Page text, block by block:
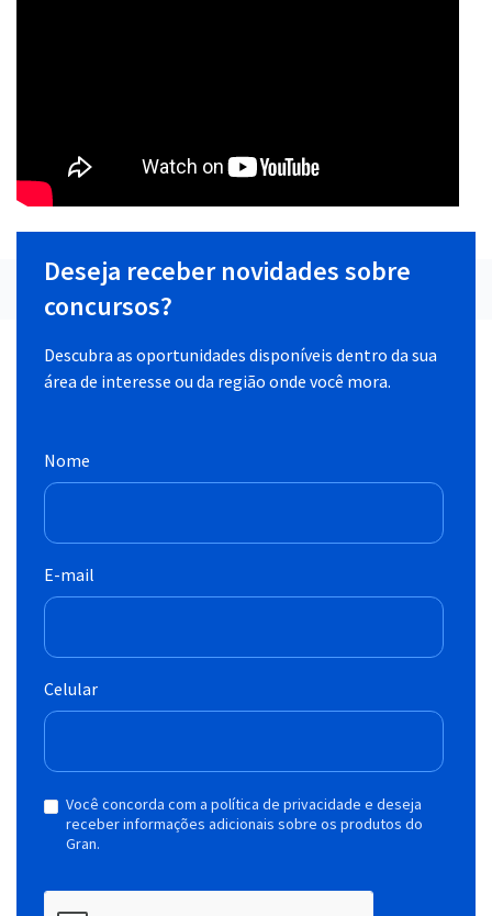
Deseja receber novidades sobre
concursos?
Descubra as oportunidades disponíveis dentro da sua
área de interesse ou da região onde você mora.
Nome
E-mail
Celular
Você concorda com a política de privacidade e deseja
receber informações adicionais sobre os produtos do
Gran.